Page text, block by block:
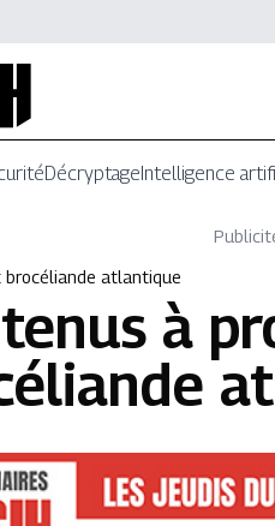
DécryptageIntelligence
brocéliande atlantique
à